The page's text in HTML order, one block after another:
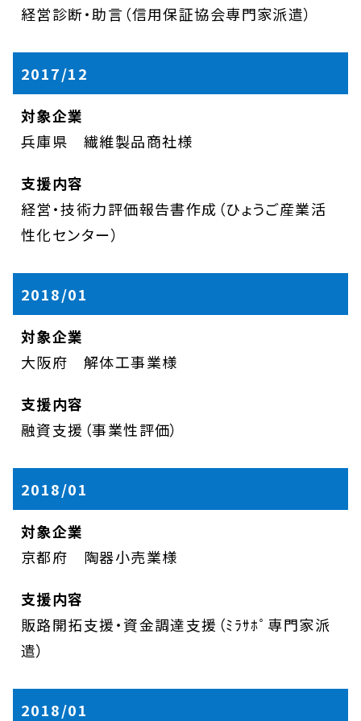
経営診断・助言（信用保証協会専門家派遣）
2017/12
兵庫県 繊維製品商社様
経営・技術力評価報告書作成（ひょうご産業活
性化センター）
2018/01
大阪府 解体工事業様
融資支援（事業性評価）
2018/01
京都府 陶器小売業様
販路開拓支援・資金調達支援（ﾐﾗｻﾎﾟ専門家派
遣）
2018/01